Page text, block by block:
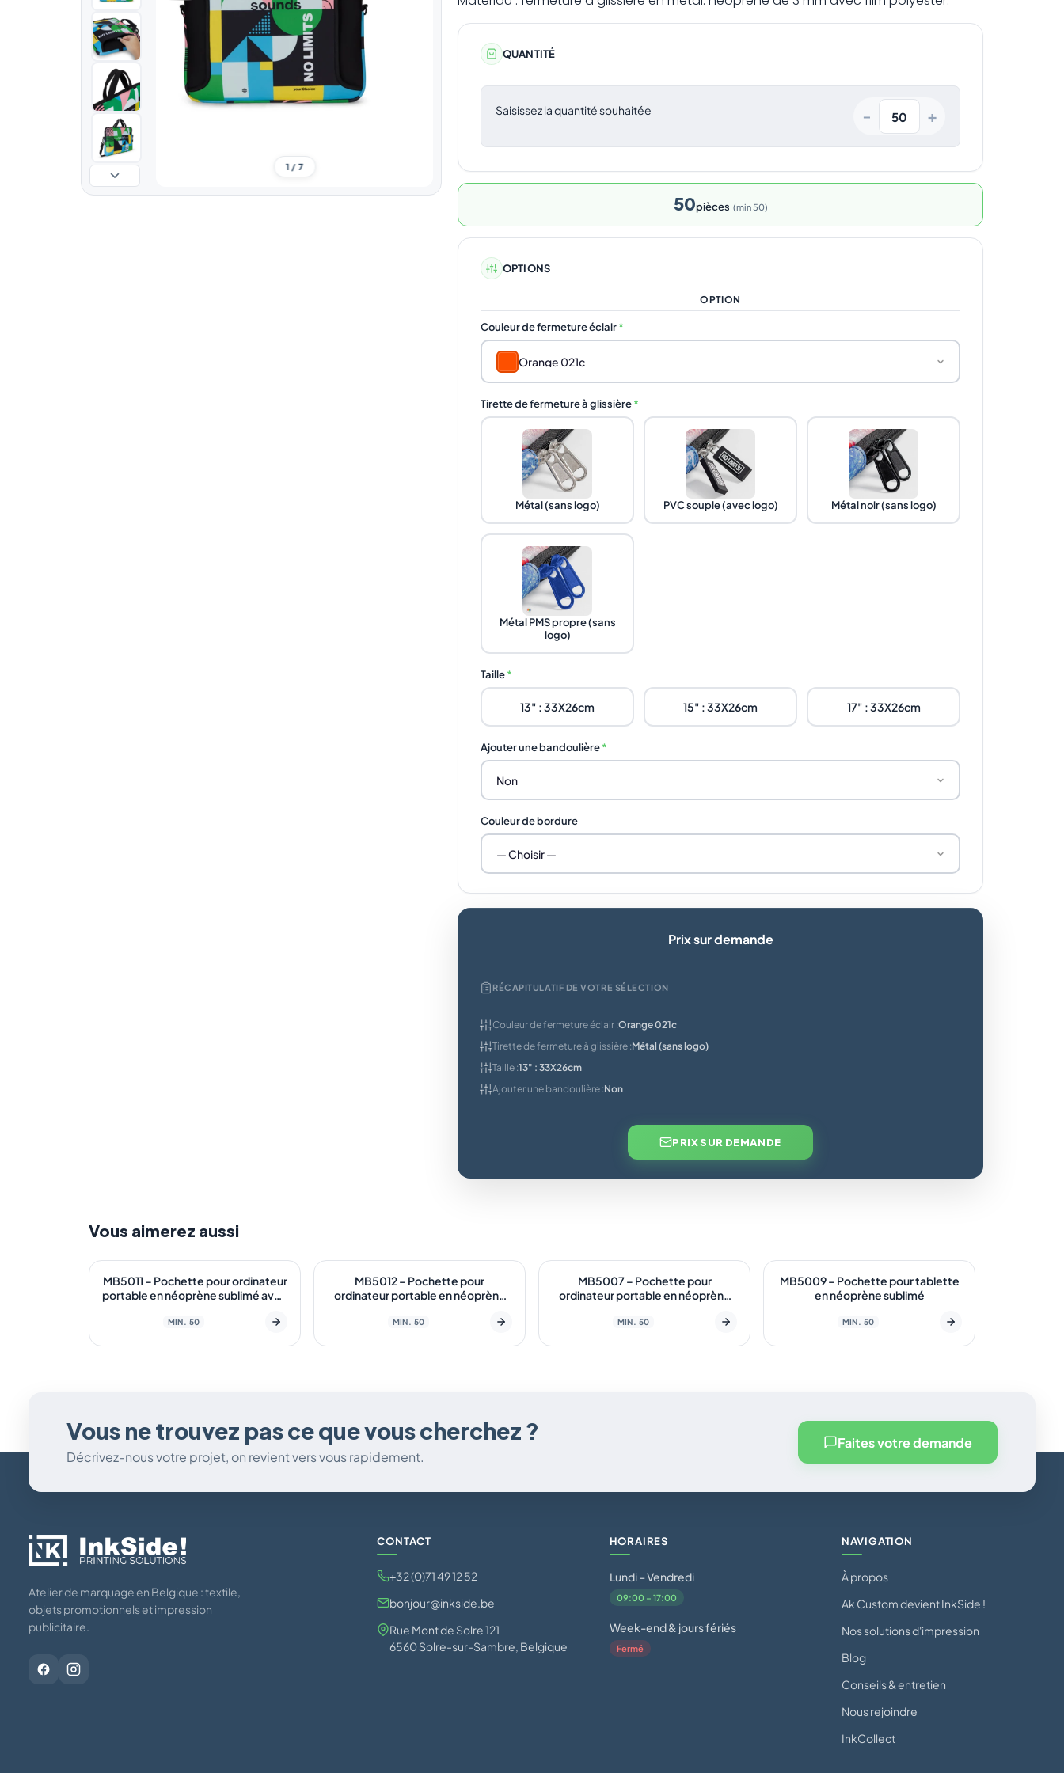
1 / 7
QUANTITÉ
Saisissez la quantité souhaitée − +
50pièces min 50
OPTIONS
OPTION
Couleur de fermeture éclair*
Orange 021c
Tirette de fermeture à glissière*
Métal (sans logo) PVC souple (avec logo) Métal noir (sans logo)
Métal PMS propre (sans
logo)
Taille*
13" : 33X26cm 15" : 33X26cm 17" : 33X26cm
Ajouter une bandoulière*
Non
Couleur de bordure
— Choisir —
Prix sur demande
RÉCAPITULATIF DE VOTRE SÉLECTION
Couleur de fermeture éclair :Orange 021c
Tirette de fermeture à glissière :Métal (sans logo)
Taille :13" : 33X26cm
Ajouter une bandoulière :Non
PRIX SUR DEMANDE
Vous aimerez aussi
En stock
MB5011 – Pochette pour ordinateur
portable en néoprène sublimé avec
arrière
MIN. 50
En stock
MB5012 – Pochette pour
ordinateur portable en néoprène
pochette pour trolley
MIN. 50
En stock
MB5007 – Pochette pour
ordinateur portable en néoprène
poignée
MIN. 50
En stock
MB5009 – Pochette pour tablette
en néoprène sublimé
MIN. 50
Vous ne trouvez pas ce que vous cherchez ?
Décrivez-nous votre projet, on revient vers vous rapidement.
Faites votre demande
Atelier de marquage en Belgique : textile,
objets promotionnels et impression
publicitaire.
CONTACT
+32 (0)71 49 12 52
bonjour@inkside.be
Rue Mont de Solre 121
6560 Solre-sur-Sambre, Belgique
HORAIRES
Lundi – Vendredi
09:00 – 17:00
Week-end & jours fériés
Fermé
NAVIGATION
À propos
Ak Custom devient InkSide !
Nos solutions d'impression
Blog
Conseils & entretien
Nous rejoindre
InkCollect